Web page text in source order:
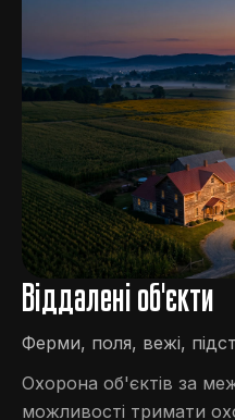
Віддалені об'єкти
Ферми, поля, вежі,
Охорона об'єктів за
можливості тримати